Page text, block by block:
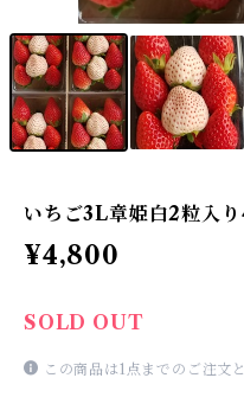
いちご3L章姫白2粒入
¥4,800
SOLD OUT
この商品は1点までのご注文